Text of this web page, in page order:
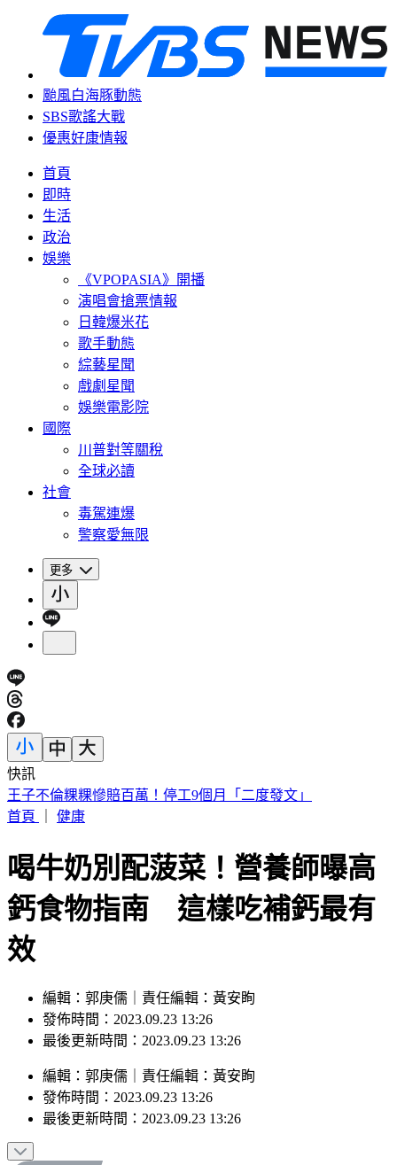
颱風白海豚動態
SBS歌謠大戰
優惠好康情報
首頁
即時
生活
政治
娛樂
《VPOPASIA》開播
演唱會搶票情報
日韓爆米花
歌手動態
綜藝星聞
戲劇星聞
娛樂電影院
國際
川普對等關稅
全球必讀
社會
毒駕連爆
警察愛無限
更多
快訊
父親節怎過？蔣萬安曝兒有送禮：先防颱 沈伯洋：女兒早起
一起過
喝牛奶別配菠菜！營養師曝高
鈣食物指南 這樣吃補鈣最有
效
編輯：郭庚儒｜責任編輯：黃安眴
發佈時間：2023.09.23 13:26
編輯：郭庚儒｜責任編輯：
發佈時間：2023.09.23 13:26